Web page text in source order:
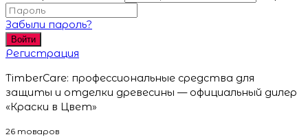
Забыли пароль?
Войти
Регистрация
TimberCare: профессиональные средства для
защиты и отделки древесины — официальный дилер
«Краски в Цвет»
26 товаров